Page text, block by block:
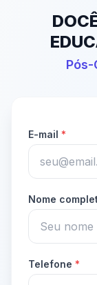
Pós-
E-mail *
Nome
Telefone *